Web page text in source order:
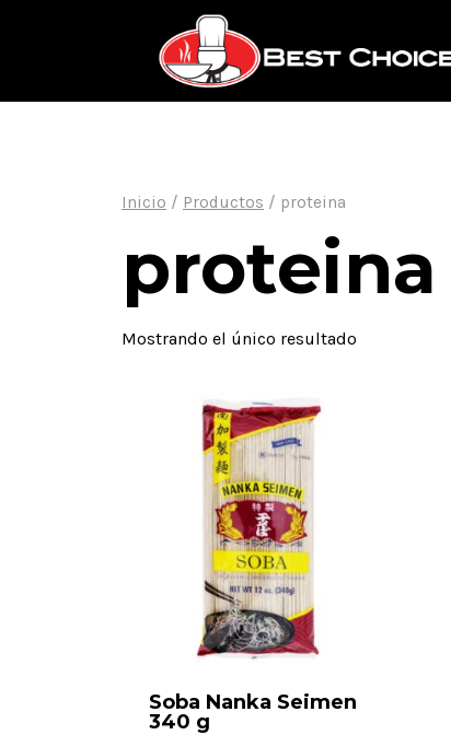
Inicio / Productos / proteina
proteina
Mostrando el único resultado
Soba Nanka Seimen
340 g